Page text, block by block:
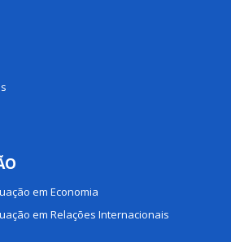
em Economia
em Relações Internacionais